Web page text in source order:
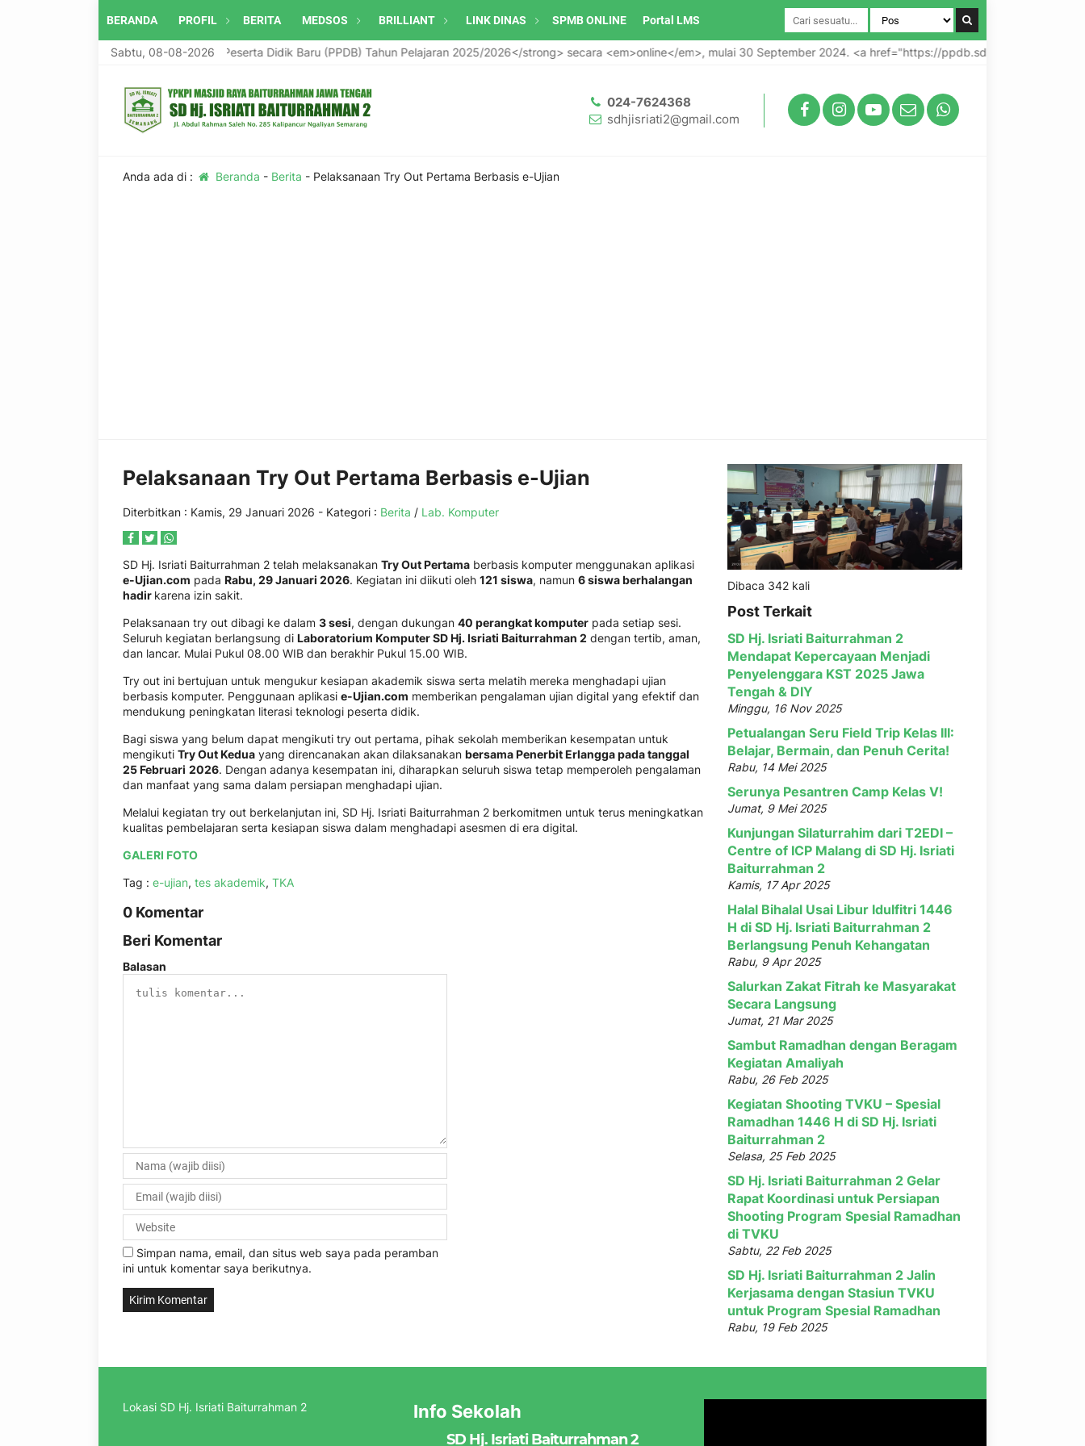
BERANDA PROFIL BERITA MEDSOS BRILLIANT LINK DINAS SPMB ONLINE Portal LMS
Sabtu, 08-08-2026
pembukaan <strong>Penerimaan Peserta Didik Baru (PPDB) Tahun Pelajaran 2025/2026</strong> secara <em>online</em>, mulai 30 September 2024. <a href="https://
024-7624368
sdhjisriati2@gmail.com
Anda ada di : Beranda - Berita - Pelaksanaan Try Out Pertama Berbasis e-Ujian
Pelaksanaan Try Out Pertama Berbasis e-Ujian
Diterbitkan : Kamis, 29 Januari 2026 - Kategori : Berita / Lab. Komputer
SD Hj. Isriati Baiturrahman 2 telah melaksanakan Try Out Pertama berbasis komputer menggunakan aplikasi
e-Ujian.com pada Rabu, 29 Januari 2026. Kegiatan ini diikuti oleh 121 siswa, namun 6 siswa berhalangan
hadir karena izin sakit.
Pelaksanaan try out dibagi ke dalam 3 sesi, dengan dukungan 40 perangkat komputer pada setiap sesi.
Seluruh kegiatan berlangsung di Laboratorium Komputer SD Hj. Isriati Baiturrahman 2 dengan tertib, aman,
dan lancar. Mulai Pukul 08.00 WIB dan berakhir Pukul 15.00 WIB.
Try out ini bertujuan untuk mengukur kesiapan akademik siswa serta melatih mereka menghadapi ujian
berbasis komputer. Penggunaan aplikasi e-Ujian.com memberikan pengalaman ujian digital yang efektif dan
mendukung peningkatan literasi teknologi peserta didik.
Bagi siswa yang belum dapat mengikuti try out pertama, pihak sekolah memberikan kesempatan untuk
mengikuti Try Out Kedua yang direncanakan akan dilaksanakan bersama Penerbit Erlangga pada tanggal
25 Februari 2026. Dengan adanya kesempatan ini, diharapkan seluruh siswa tetap memperoleh pengalaman
dan manfaat yang sama dalam persiapan menghadapi ujian.
Melalui kegiatan try out berkelanjutan ini, SD Hj. Isriati Baiturrahman 2 berkomitmen untuk terus meningkatkan
kualitas pembelajaran serta kesiapan siswa dalam menghadapi asesmen di era digital.
GALERI FOTO
Tag : e-ujian, tes akademik, TKA
0 Komentar
Beri Komentar
Balasan
Simpan nama, email, dan situs web saya pada peramban
ini untuk komentar saya berikutnya.
Dibaca 342 kali
Post Terkait
SD Hj. Isriati Baiturrahman 2
Mendapat Kepercayaan Menjadi
Penyelenggara KST 2025 Jawa
Tengah & DIY
Minggu, 16 Nov 2025
Petualangan Seru Field Trip Kelas III:
Belajar, Bermain, dan Penuh Cerita!
Rabu, 14 Mei 2025
Serunya Pesantren Camp Kelas V!
Jumat, 9 Mei 2025
Kunjungan Silaturrahim dari T2EDI –
Centre of ICP Malang di SD Hj. Isriati
Baiturrahman 2
Kamis, 17 Apr 2025
Halal Bihalal Usai Libur Idulfitri 1446
H di SD Hj. Isriati Baiturrahman 2
Berlangsung Penuh Kehangatan
Rabu, 9 Apr 2025
Salurkan Zakat Fitrah ke Masyarakat
Secara Langsung
Jumat, 21 Mar 2025
Sambut Ramadhan dengan Beragam
Kegiatan Amaliyah
Rabu, 26 Feb 2025
Kegiatan Shooting TVKU – Spesial
Ramadhan 1446 H di SD Hj. Isriati
Baiturrahman 2
Selasa, 25 Feb 2025
SD Hj. Isriati Baiturrahman 2 Gelar
Rapat Koordinasi untuk Persiapan
Shooting Program Spesial Ramadhan
di TVKU
Sabtu, 22 Feb 2025
SD Hj. Isriati Baiturrahman 2 Jalin
Kerjasama dengan Stasiun TVKU
untuk Program Spesial Ramadhan
Rabu, 19 Feb 2025
Lokasi SD Hj. Isriati Baiturrahman 2 Info Sekolah
SD Hj. Isriati Baiturrahman 2